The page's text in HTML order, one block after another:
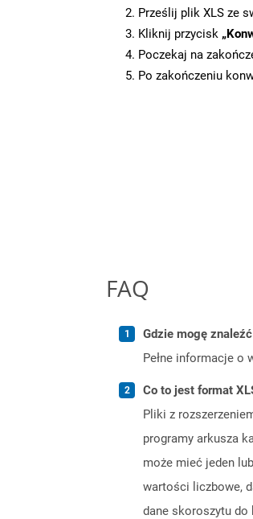
Prześlij plik XLS ze
Kliknij przycisk
Poczekaj na
Po zakończeniu
FAQ
Gdzie mogę
Pełne informacje o
Co to jest format
Pliki z
programy arkusza
może mieć jeden
wartości liczbowe,
dane skoroszytu do